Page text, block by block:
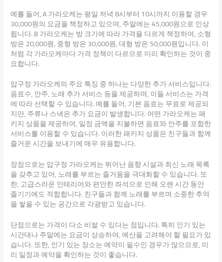
예를 들어, A 가라오케는 평일 저녁 8시부터 10시까지 이용할 경우
30,000원의 요금을 책정하고 있으며, 주말에는 45,000원으로 인상
됩니다. B 가라오케는 방 크기에 따라 가격을 다르게 책정하여, 소형
방은 20,000원, 중형 방은 30,000원, 대형 방은 50,000원입니다. 이
처럼 각 가라오케마다 가격 정책이 다르므로 미리 확인하는 것이 중
요합니다.
압구정 가라오케의 주요 특징 중 하나는 다양한 추가 서비스입니다.
음료수, 안주, 노래 추가 서비스 등을 제공하며, 이들 서비스는 가격
에 따라 선택할 수 있습니다. 예를 들어, 기본 음료는 무료로 제공되
지만, 주류나 스낵은 추가 요금이 발생합니다. 어떤 가라오케는 패
키지 상품을 제공하여, 일정 금액을 지불하면 음료와 안주를 포함한
서비스를 이용할 수 있습니다. 이러한 패키지 상품은 친구들과 함께
즐거운 시간을 보내기에 매우 유용합니다.
장점으로는 압구정 가라오케는 뛰어난 음향 시설과 최신 노래 목록
을 갖추고 있어, 노래를 부르는 즐거움을 극대화할 수 있습니다. 또
한, 고급스러운 인테리어와 편안한 좌석으로 인해 오랜 시간 동안
즐기기에도 적합합니다. 친구들과 함께 노래를 부르며 소중한 추억
을 쌓을 수 있는 공간으로 각광받고 있습니다.
단점으로는 가격이 다소 비쌀 수 있다는 점입니다. 특히 인기 있는
시간대나 주말에는 요금이 상승하여, 예산을 고려해야 할 필요가 있
습니다. 또한, 인기 있는 장소는 예약이 필수인 경우가 많으므로, 미
리 일정과 예약을 확인하는 것이 좋습니다.